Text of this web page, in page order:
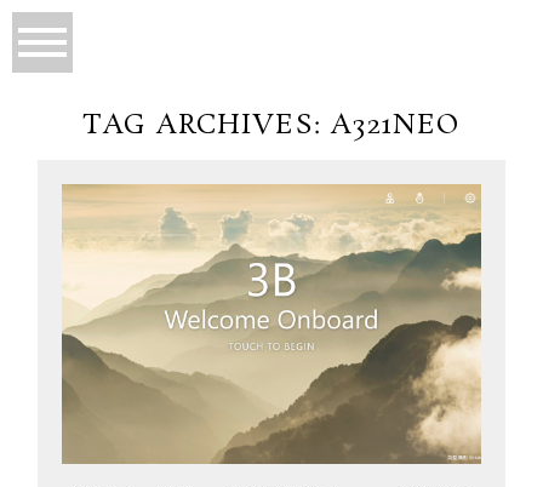
TAG ARCHIVES:A321NEO